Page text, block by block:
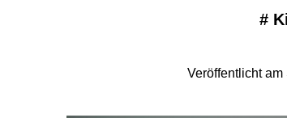
#
Veröffentlicht